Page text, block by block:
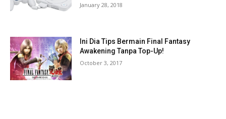
January 28, 2018
Ini Dia Tips Bermain Final Fantasy
Awakening Tanpa Top-Up!
October 3, 2017